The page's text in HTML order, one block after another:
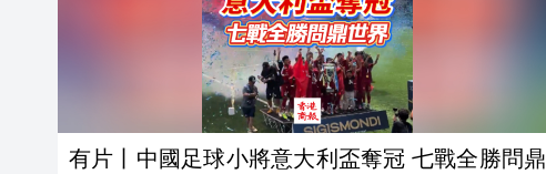
有片丨中國足球小將意大利盃奪冠 七戰全勝問鼎